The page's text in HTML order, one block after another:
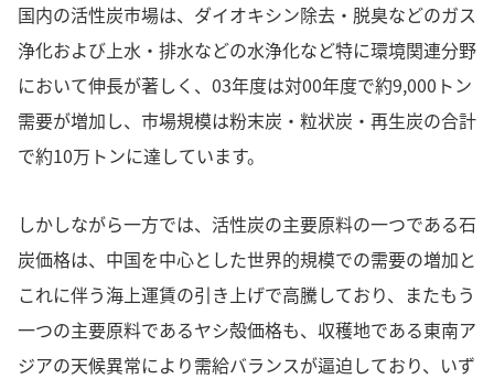
国内の活性炭市場は、ダイオキシン除去・脱臭などのガス
浄化および上水・排水などの水浄化など特に環境関連分野
において伸長が著しく、03年度は対00年度で約9,000トン
需要が増加し、市場規模は粉末炭・粒状炭・再生炭の合計
で約10万トンに達しています。
しかしながら一方では、活性炭の主要原料の一つである石
炭価格は、中国を中心とした世界的規模での需要の増加と
これに伴う海上運賃の引き上げで高騰しており、またもう
一つの主要原料であるヤシ殻価格も、収穫地である東南ア
ジアの天候異常により需給バランスが逼迫しており、いず